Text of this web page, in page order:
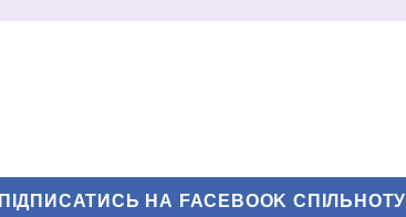
ПІДПИСАТИСЬ НА FACEBOOK СПІЛЬНОТУ